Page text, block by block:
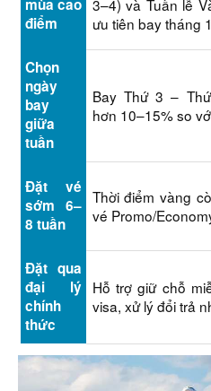
mùa cao
điểm
3–4) và Tuần lễ
ưu tiên bay tháng
Chọn
ngày
bay
giữa
tuần
Bay Thứ 3 –
hơn 10–15% so
Đặt vé
sớm 6–
8 tuần
Thời điểm vàng
vé Promo/
Đặt qua
đại lý
chính
thức
Hỗ trợ giữ chỗ
visa, xử lý đổi trả